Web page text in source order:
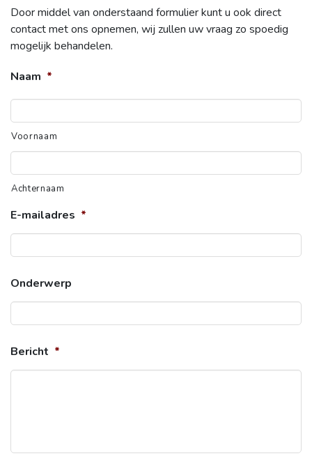
Door middel van onderstaand formulier kunt u ook direct
contact met ons opnemen, wij zullen uw vraag zo spoedig
mogelijk behandelen.
Naam *
Voornaam
Achternaam
E-mailadres *
Onderwerp
Bericht *